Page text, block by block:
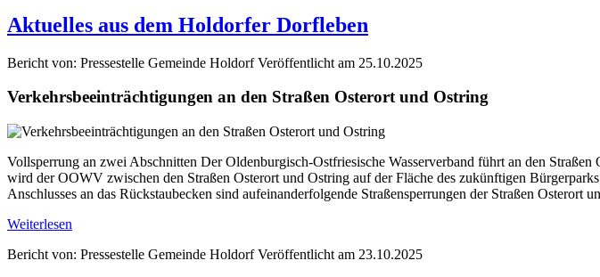
Aktuelles aus dem Holdorfer Dorfleben
Bericht von: Pressestelle Gemeinde Holdorf Veröffentlicht am 25.10.2025
Verkehrsbeeinträchtigungen an den Straßen Osterort und Ostring
Vollsperrung an zwei Abschnitten Der Oldenburgisch-Ostfriesische Wasserverband führt an den
wird der OOWV zwischen den Straßen Osterort und Ostring auf der Fläche des zukünftigen
Anschlusses an das Rückstaubecken sind aufeinanderfolgende Straßensperrungen der Straßen Osterort
Weiterlesen
Bericht von: Pressestelle Gemeinde Holdorf Veröffentlicht am 23.10.2025